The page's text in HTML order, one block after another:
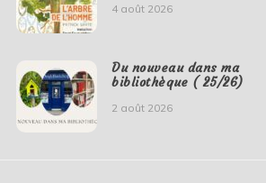
4 août 2026
Du nouveau dans ma
bibliothèque ( 25/26)
2 août 2026